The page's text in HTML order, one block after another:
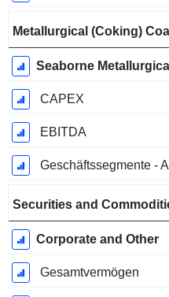
Metallurgical (Coking)
Seaborne Metallurgical
CAPEX
EBITDA
Securities and
Corporate and Other
Gesamtvermögen